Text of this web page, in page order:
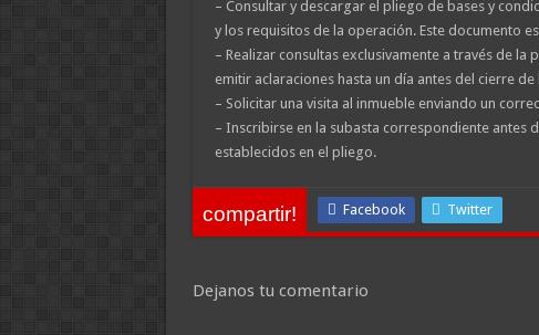
– Consultar y descargar el pliego de bases y
y los requisitos de la operación. Este documento
– Realizar consultas exclusivamente a través de
emitir aclaraciones hasta un día antes del cierre de
– Solicitar una visita al inmueble enviando un
– Inscribirse en la subasta correspondiente antes
establecidos en el pliego.
compartir! Facebook Twitter
Dejanos tu comentario